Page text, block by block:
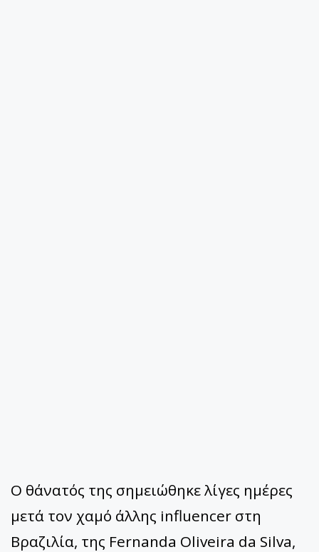
Ο θάνατός της σημειώθηκε λίγες ημέρες
μετά τον χαμό άλλης influencer στη
Βραζιλία, της Fernanda Oliveira da Silva,